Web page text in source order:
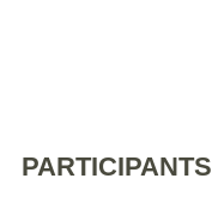
PARTICIPANTS